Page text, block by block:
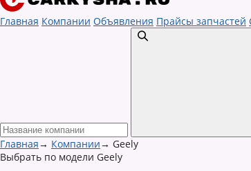
Главная Компании Объявления Прайсы запчастей
Главная→ Компании→ Geely
Выбрать по модели Geely